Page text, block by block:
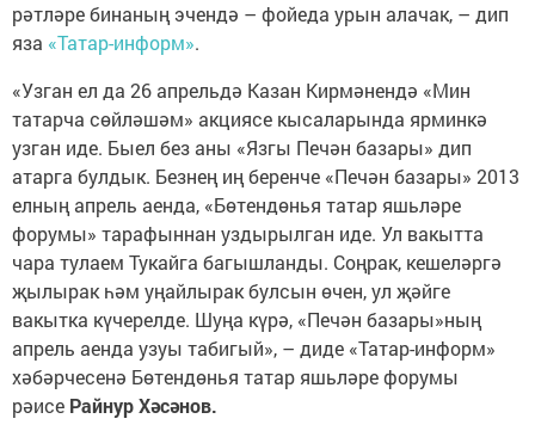
рәтләре бинаның эчендә – фойеда урын алачак, – дип
яза «Татар-информ».
«Узган ел да 26 апрельдә Казан Кирмәнендә «Мин
татарча сөйләшәм» акциясе кысаларында ярминкә
узган иде. Быел без аны «Язгы Печән базары» дип
атарга булдык. Безнең иң беренче «Печән базары» 2013
елның апрель аенда, «Бөтендөнья татар яшьләре
форумы» тарафыннан уздырылган иде. Ул вакытта
чара тулаем Тукайга багышланды. Соңрак, кешеләргә
җылырак һәм уңайлырак булсын өчен, ул җәйге
вакытка күчерелде. Шуңа күрә, «Печән базары»ның
апрель аенда узуы табигый», – диде «Татар-информ»
хәбәрчесенә Бөтендөнья татар яшьләре форумы
рәисе Райнур Хәсәнов.